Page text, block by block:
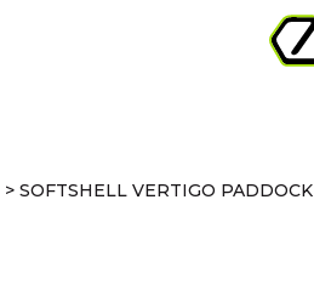
> SOFTSHELL VERTIGO PADDOCK